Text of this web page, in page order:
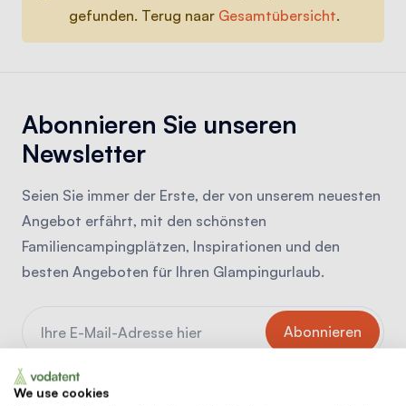
gefunden. Terug naar Gesamtübersicht.
Abonnieren Sie unseren
Newsletter
Seien Sie immer der Erste, der von unserem neuesten
Angebot erfährt, mit den schönsten
Familiencampingplätzen, Inspirationen und den
besten Angeboten für Ihren Glampingurlaub.
Geschützt durch reCAPTCHA.
We use cookies